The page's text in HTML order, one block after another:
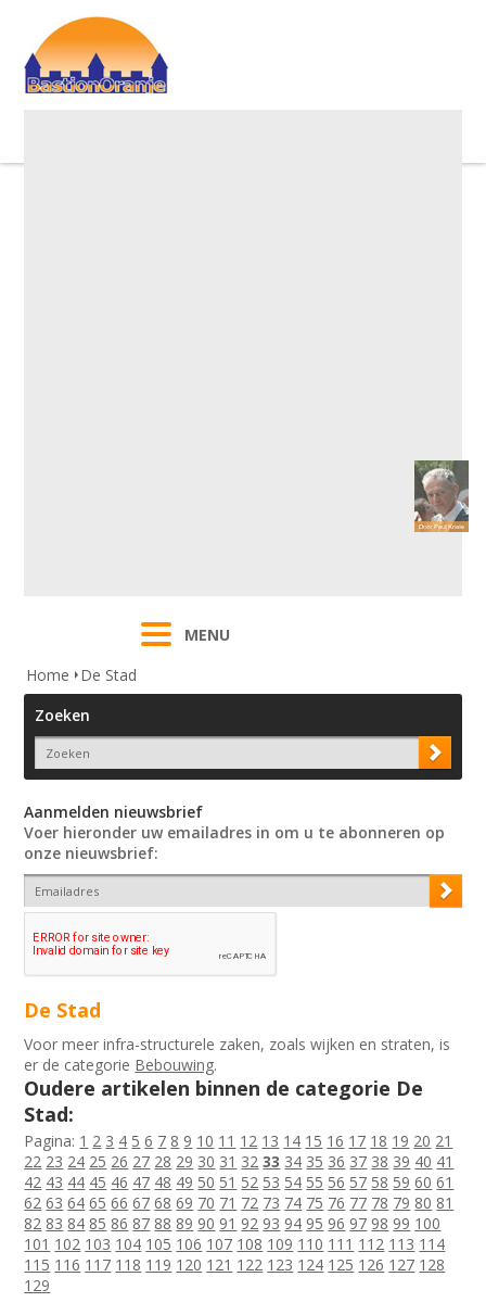
MENU
Home
De Stad
Zoeken
Aanmelden nieuwsbrief
Voer hieronder uw emailadres in om u te abonneren op
onze nieuwsbrief:
De Stad
Voor meer infra-structurele zaken, zoals wijken en straten, is
er de categorie Bebouwing.
Oudere artikelen binnen de categorie De
Stad:
Pagina: 1 2 3 4 5 6 7 8 9 10 11 12 13 14 15 16 17 18 19 20 21
22 23 24 25 26 27 28 29 30 31 32 33 34 35 36 37 38 39 40 41
42 43 44 45 46 47 48 49 50 51 52 53 54 55 56 57 58 59 60 61
62 63 64 65 66 67 68 69 70 71 72 73 74 75 76 77 78 79 80 81
82 83 84 85 86 87 88 89 90 91 92 93 94 95 96 97 98 99 100
101 102 103 104 105 106 107 108 109 110 111 112 113 114
115 116 117 118 119 120 121 122 123 124 125 126 127 128
129